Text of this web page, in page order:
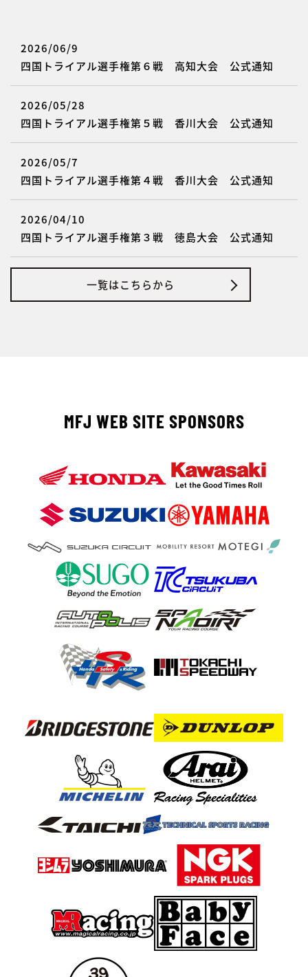
2026/06/9
四国トライアル選手権第６戦 高知大会 公式通知
2026/05/28
四国トライアル選手権第５戦 香川大会 公式通知
2026/05/7
四国トライアル選手権第４戦 香川大会 公式通知
2026/04/10
四国トライアル選手権第３戦 徳島大会 公式通知
一覧はこちらから
MFJ WEB SITE SPONSORS